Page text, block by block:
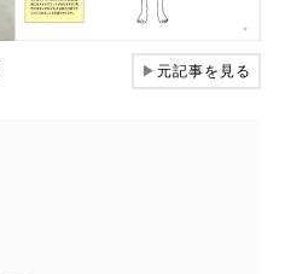
▶元記事を見る